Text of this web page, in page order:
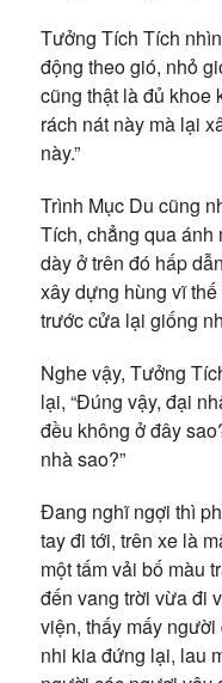
Tưởng Tích Tích
động theo gió, nhỏ
cũng thật là đủ khoe
rách nát này mà lại
này.”
Trình Mục Du cũng
Tích, chẳng qua ánh
dày ở trên đó hấp
xây dựng hùng vĩ
trước cửa lại giống
Nghe vậy, Tưởng
lại, “Đúng vậy, đại
đều không ở đây
nhà sao?”
Đang nghĩ ngợi thì
tay đi tới, trên xe là
một tấm vải bố màu
đến vang trời vừa đi
viện, thấy mấy
nhi kia đứng lại, lau